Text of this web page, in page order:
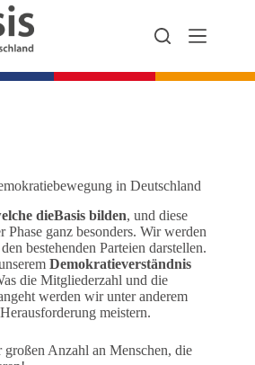
in Deutschland
dieBasis bilden, und diese
Phase ganz besonders. Wir werden
bestehenden Parteien darstellen.
Demokratieverständnis
die Mitgliederzahl und die
werden wir unter anderem
meistern.
Anzahl an Menschen, die